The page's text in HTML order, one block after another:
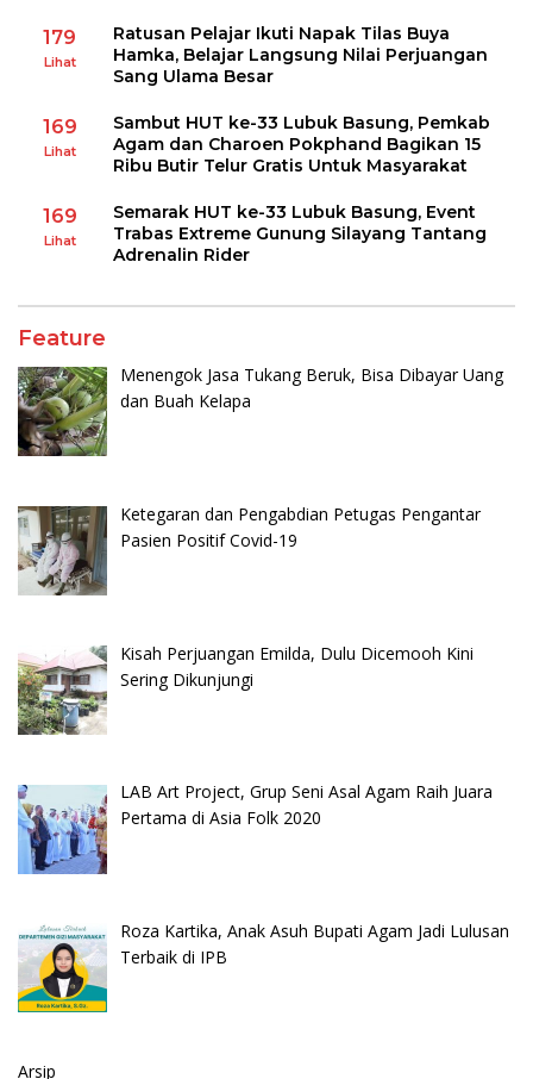
179
Lihat
Ratusan Pelajar Ikuti Napak Tilas Buya
Hamka, Belajar Langsung Nilai Perjuangan
Sang Ulama Besar
169
Lihat
Sambut HUT ke-33 Lubuk Basung, Pemkab
Agam dan Charoen Pokphand Bagikan 15
Ribu Butir Telur Gratis Untuk Masyarakat
169
Lihat
Semarak HUT ke-33 Lubuk Basung, Event
Trabas Extreme Gunung Silayang Tantang
Adrenalin Rider
Feature
Menengok Jasa Tukang Beruk, Bisa Dibayar Uang
dan Buah Kelapa
Ketegaran dan Pengabdian Petugas Pengantar
Pasien Positif Covid-19
Kisah Perjuangan Emilda, Dulu Dicemooh Kini
Sering Dikunjungi
LAB Art Project, Grup Seni Asal Agam Raih Juara
Pertama di Asia Folk 2020
Roza Kartika, Anak Asuh Bupati Agam Jadi Lulusan
Terbaik di IPB
Arsip